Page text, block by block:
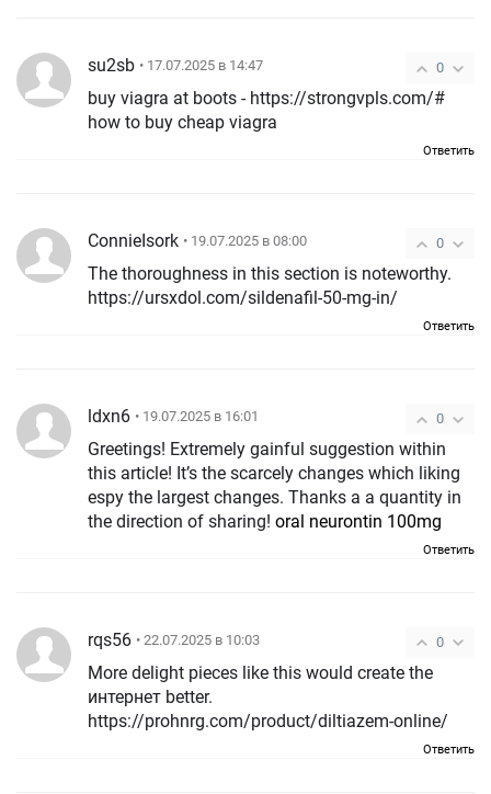
0
su2sb • 17.07.2025 в 14:47
buy viagra at boots - https://strongvpls.com/#
how to buy cheap viagra
Ответить
0
ConnieIsork • 19.07.2025 в 08:00
The thoroughness in this section is noteworthy.
https://ursxdol.com/sildenafil-50-mg-in/
Ответить
0
ldxn6 • 19.07.2025 в 16:01
Greetings! Extremely gainful suggestion within
this article! It’s the scarcely changes which liking
espy the largest changes. Thanks a a quantity in
the direction of sharing! oral neurontin 100mg
Ответить
0
rqs56 • 22.07.2025 в 10:03
More delight pieces like this would create the
интернет better.
https://prohnrg.com/product/diltiazem-online/
Ответить